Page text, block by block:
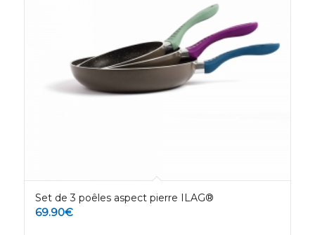
Set de 3 poêles aspect pierre ILAG®
69.90€